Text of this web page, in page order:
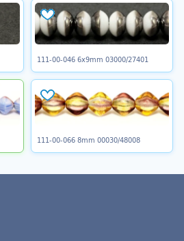
111-00-046 6x9mm 03000/27401
111-00-066 8mm 00030/48008